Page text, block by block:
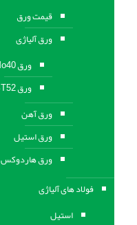
قیمت ورق
ورق آلیاژی
ورق Mo40
ورق ST52
ورق آهن
ورق استيل
ورق هاردوکس
فولاد های آلیاژی
استیل